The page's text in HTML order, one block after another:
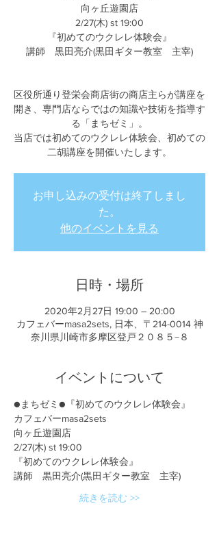
向ヶ丘遊園店
2/27(木) st 19:00
『初めてのウクレレ体験会』
講師 黒田亮介(黒田ギター教室 主宰)
区役所通り登栄会商店街の商店主らが講座を
開き、専門店ならではの知識や技術を指導す
る「まちゼミ」。
当店では初めてのウクレレ体験会、初めての
二胡講座を開催いたします。
お申し込みの受付は終了しまし
た。
他のイベントを見る
日時・場所
2020年2月27日 19:00 – 20:00
カフェバーmasa2sets, 日本、〒214-0014 神
奈川県川崎市多摩区登戸２０８５−８
イベントについて
●まちゼミ●『初めてのウクレレ体験会』
カフェバーmasa2sets
向ヶ丘遊園店
2/27(木) st 19:00
『初めてのウクレレ体験会』
講師　黒田亮介(黒田ギター教室　主宰)
続きを読む >>